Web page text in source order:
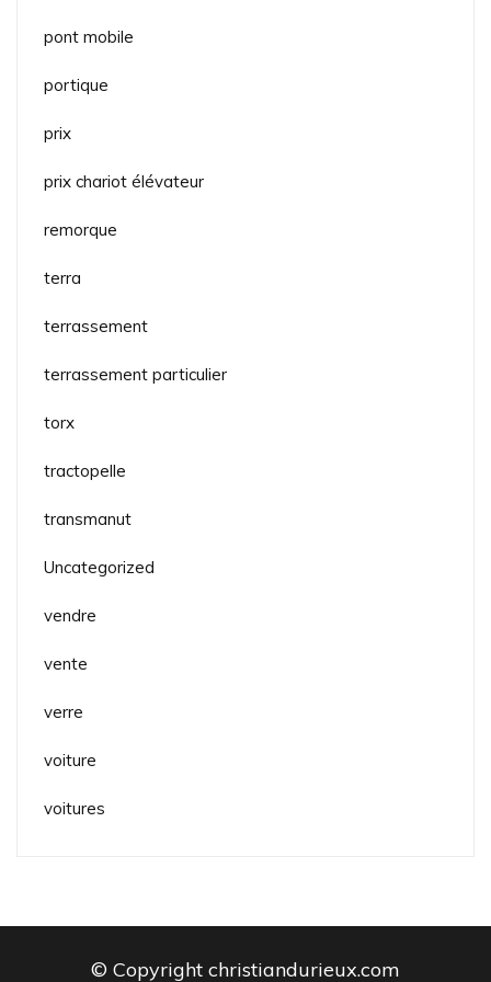
pont mobile
portique
prix
prix chariot élévateur
remorque
terra
terrassement
terrassement particulier
torx
tractopelle
transmanut
Uncategorized
vendre
vente
verre
voiture
voitures
© Copyright christiandurieux.com